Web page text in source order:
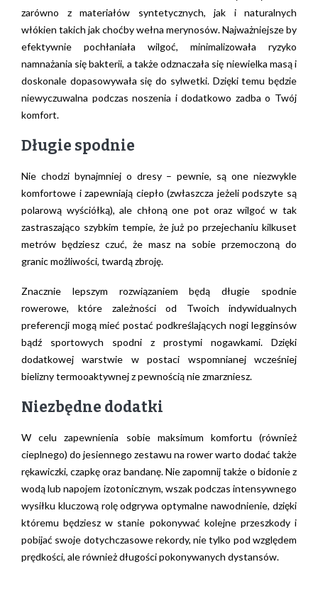
zarówno z materiałów syntetycznych, jak i naturalnych
włókien takich jak choćby wełna merynosów. Najważniejsze by
efektywnie pochłaniała wilgoć, minimalizowała ryzyko
namnażania się bakterii, a także odznaczała się niewielka masą i
doskonale dopasowywała się do sylwetki. Dzięki temu będzie
niewyczuwalna podczas noszenia i dodatkowo zadba o Twój
komfort.
Długie spodnie
Nie chodzi bynajmniej o dresy – pewnie, są one niezwykle
komfortowe i zapewniają ciepło (zwłaszcza jeżeli podszyte są
polarową wyściółką), ale chłoną one pot oraz wilgoć w tak
zastraszająco szybkim tempie, że już po przejechaniu kilkuset
metrów będziesz czuć, że masz na sobie przemoczoną do
granic możliwości, twardą zbroję.
Znacznie lepszym rozwiązaniem będą długie spodnie
rowerowe, które zależności od Twoich indywidualnych
preferencji mogą mieć postać podkreślających nogi legginsów
bądź sportowych spodni z prostymi nogawkami. Dzięki
dodatkowej warstwie w postaci wspomnianej wcześniej
bielizny termooaktywnej z pewnością nie zmarzniesz.
Niezbędne dodatki
W celu zapewnienia sobie maksimum komfortu (również
cieplnego) do jesiennego zestawu na rower warto dodać także
rękawiczki, czapkę oraz bandanę. Nie zapomnij także o bidonie z
wodą lub napojem izotonicznym, wszak podczas intensywnego
wysiłku kluczową rolę odgrywa optymalne nawodnienie, dzięki
któremu będziesz w stanie pokonywać kolejne przeszkody i
pobijać swoje dotychczasowe rekordy, nie tylko pod względem
prędkości, ale również długości pokonywanych dystansów.